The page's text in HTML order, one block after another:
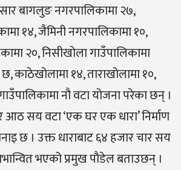
बागलुङ नगरपालिकामा २७,
१४, जैमिनी नगरपालिकामा १०,
२०, निसीखोला गाउँपालिकामा
काठेखोलामा १४, ताराखोलामा १०,
नौ वटा योजना परेका छन् ।
सय वटा ‘एक घर एक धारा’ निर्माण
छ । उक्त धाराबाट ६४ हजार चार सय
भएको प्रमुख पौडेल बताउछन् ।